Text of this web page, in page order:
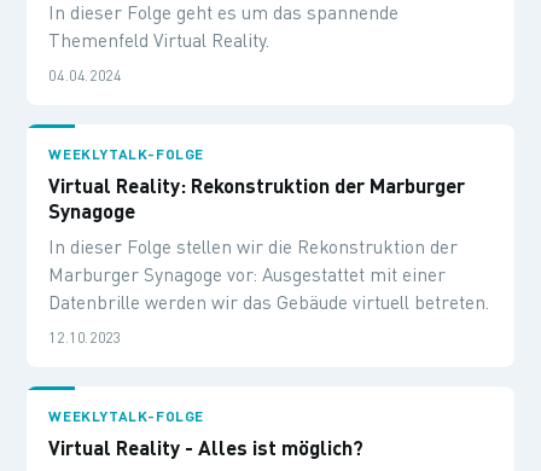
In dieser Folge geht es um das spannende
Themenfeld Virtual Reality.
04.04.2024
WEEKLYTALK-FOLGE
Virtual Reality: Rekonstruktion der Marburger
Synagoge
In dieser Folge stellen wir die Rekonstruktion der
Marburger Synagoge vor: Ausgestattet mit einer
Datenbrille werden wir das Gebäude virtuell betreten.
12.10.2023
WEEKLYTALK-FOLGE
Virtual Reality - Alles ist möglich?